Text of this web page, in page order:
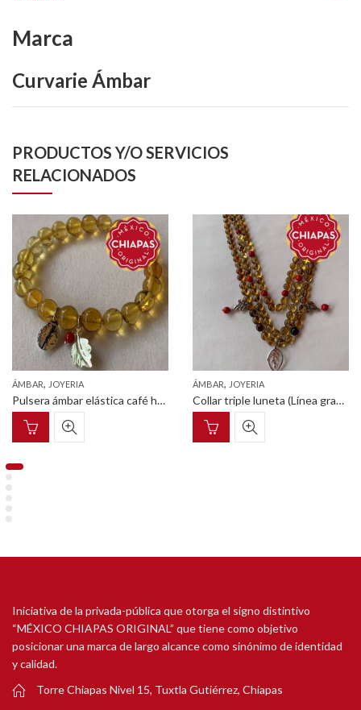
Marca
Curvarie Ámbar
PRODUCTOS Y/O SERVICIOS
RELACIONADOS
ÁMBAR, JOYERIA
Pulsera ámbar elástica café hoja (Línea granos de café)
ÁMBAR, JOYERIA
Collar triple luneta (Línea granos de café)
Iniciativa de la privada-pública que otorga el signo distintivo
“MÉXICO CHIAPAS ORIGINAL” que tiene como objetivo
posicionar una marca de largo alcance como sinónimo de identidad
y calidad.
Torre Chiapas Nivel 15, Tuxtla Gutiérrez, Chiapas